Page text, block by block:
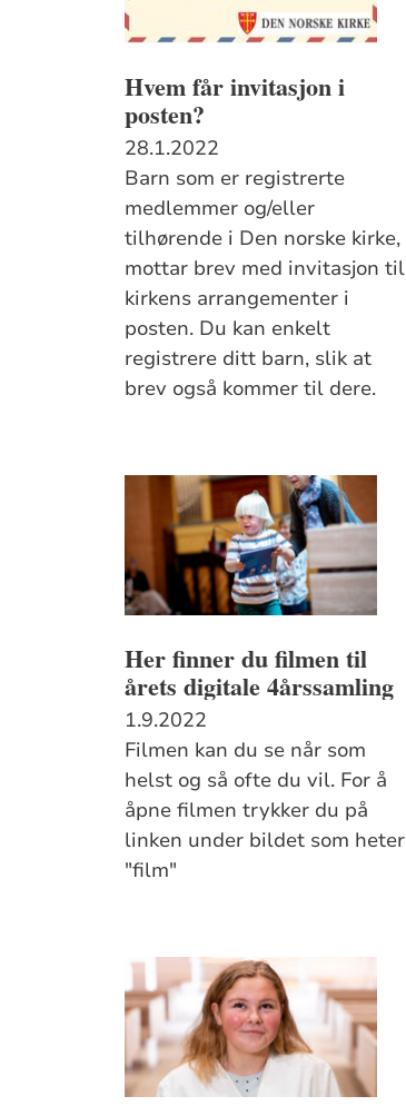
Hvem får invitasjon i
posten?
28.1.2022
Barn som er registrerte
medlemmer og/eller
tilhørende i Den norske kirke,
mottar brev med invitasjon til
kirkens arrangementer i
posten. Du kan enkelt
registrere ditt barn, slik at
brev også kommer til dere.
Her finner du filmen til
årets digitale 4årssamling
1.9.2022
Filmen kan du se når som
helst og så ofte du vil. For å
åpne filmen trykker du på
linken under bildet som heter
"film"